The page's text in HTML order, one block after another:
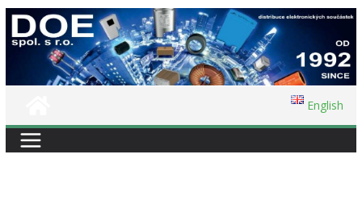
Přeskočit
na
English